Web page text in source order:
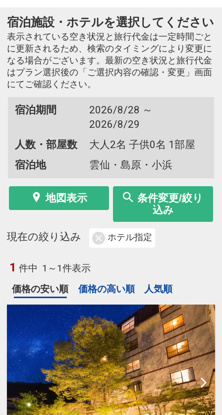
宿泊施設・ホテルを選択してください
表示されている空き状況と旅行代金は一定時間ごと
に更新されるため、検索のタイミングにより変更に
なる場合がございます。最新の空き状況と旅行代金
はプラン選択後の「ご選択内容の確認・変更」画面
にてご確認ください。
宿泊期間
2026/8/28 ～
2026/8/29
人数・部屋数
大人2名 子供0名 1部屋
宿泊地
雲仙・島原・小浜
地図表示
条件変更/絞り
込み
現在の絞り込み ホテル指定
1 件中 1～1件表示
価格の安い順
価格の高い順 人気順